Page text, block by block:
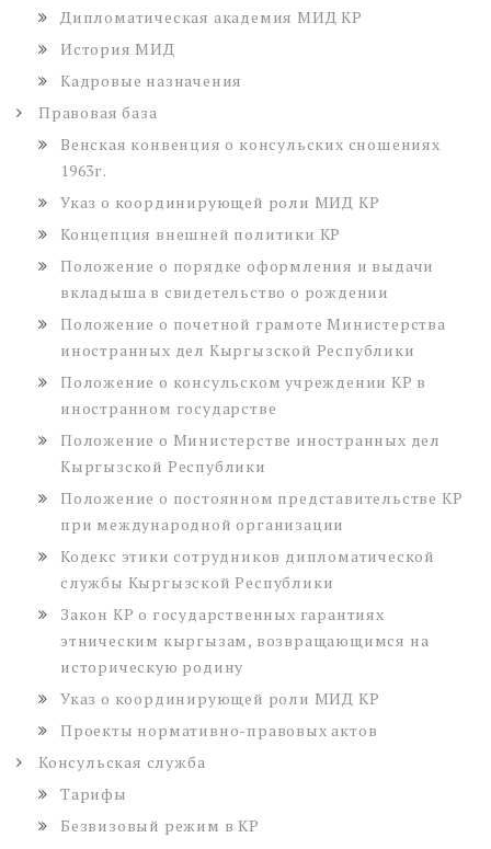
Дипломатическая академия МИД КР
История МИД
Кадровые назначения
Правовая база
Венская конвенция о консульских сношениях
1963г.
Указ о координирующей роли МИД КР
Концепция внешней политики КР
Положение о порядке оформления и выдачи
вкладыша в свидетельство о рождении
Положение о почетной грамоте Министерства
иностранных дел Кыргызской Республики
Положение о консульском учреждении КР в
иностранном государстве
Положение о Министерстве иностранных дел
Кыргызской Республики
Положение о постоянном представительстве КР
при международной организации
Кодекс этики сотрудников дипломатической
службы Кыргызской Республики
Закон КР о государственных гарантиях
этническим кыргызам, возвращающимся на
историческую родину
Указ о координирующей роли МИД КР
Проекты нормативно-правовых актов
Консульская служба
Тарифы
Безвизовый режим в КР